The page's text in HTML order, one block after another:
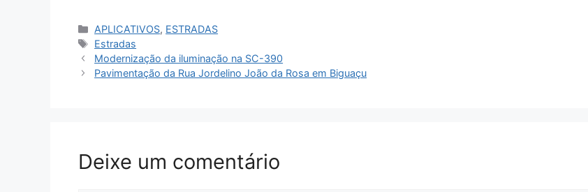
Categorias
APLICATIVOS, ESTRADAS
Tags
Estradas
Modernização da iluminação na SC-390
Pavimentação da Rua Jordelino João da Rosa em Biguaçu
Deixe um comentário